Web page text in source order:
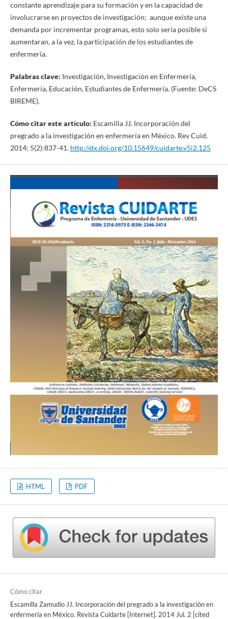
constante aprendizaje para su formación y en la capacidad de
involucrarse en proyectos de investigación; aunque existe una
demanda por incrementar programas, esto solo sería posible si
aumentaran, a la vez, la participación de los estudiantes de
enfermería.
Palabras clave: Investigación, Investigación en Enfermería,
Enfermería, Educación, Estudiantes de Enfermería. (Fuente: DeCS
BIREME).
Cómo citar este artículo: Escamilla JJ. Incorporación del
pregrado a la investigación en enfermería en México. Rev Cuid.
2014; 5(2):837-41. http://dx.doi.org/10.15649/cuidarte.v5i2.125
HTML PDF
Cómo citar
Escamilla Zamudio JJ. Incorporación del pregrado a la investigación en
enfermería en México. Revista Cuidarte [Internet]. 2014 Jul. 2 [cited